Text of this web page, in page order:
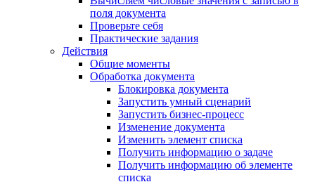
поля документа
Проверьте себя
Практические задания
Действия
Общие моменты
Обработка документа
Блокировка документа
Запустить умный сценарий
Запустить бизнес-процесс
Изменение документа
Изменить элемент списка
Получить информацию о задаче
Получить информацию об элементе
списка